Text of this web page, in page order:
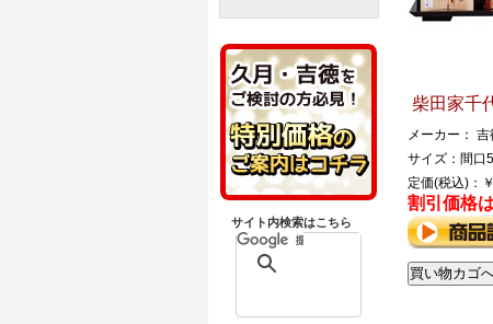
サイト内検索はこちら
柴田家千
メーカー：
サイズ：間口
定価(税込)：
割引価格